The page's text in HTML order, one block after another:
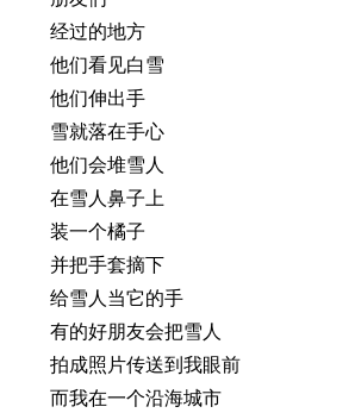
经过的地方
他们看见白雪
他们伸出手
雪就落在手心
他们会堆雪人
在雪人鼻子上
装一个橘子
并把手套摘下
给雪人当它的手
有的好朋友会把雪人
拍成照片传送到我眼前
而我在一个沿海城市